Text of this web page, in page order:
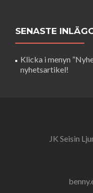
SENASTE
Klicka i menyn
nyhetsartikel!
JK Seisin